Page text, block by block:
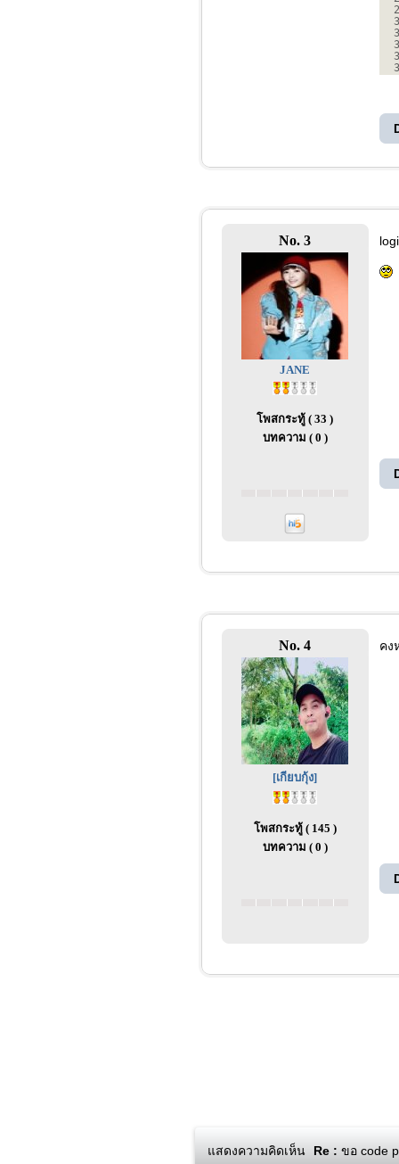
No. 3
JANE
โพสกระทู้ ( 33 )
บทความ ( 0 )
No. 4
[เกียบกุ้ง]
โพสกระทู้ ( 145 )
บทความ ( 0 )
คง
แสดงความคิดเห็น Re : ขอ code